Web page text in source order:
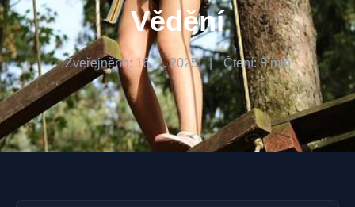
Vědění
Zveřejněno: 16. 2. 2025 | Čtení: 8 min